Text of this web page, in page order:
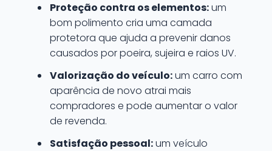
Proteção contra os elementos:um
bom polimento cria uma camada
protetora que ajuda a prevenir danos
causados por poeira, sujeira e raios UV.
Valorização do veículo:um carro com
aparência de novo atrai mais
compradores e pode aumentar o valor
de revenda.
Satisfação pessoal:um veículo